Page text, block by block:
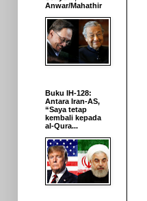
Anwar/Mahathir
Buku IH-128:
Antara Iran-AS,
“Saya tetap
kembali kepada
al-Qura...